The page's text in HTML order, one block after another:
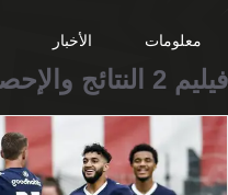
معلومات الأخبار
فيليم 2 النتائج والإحصائيات وأبرز اللقطات.